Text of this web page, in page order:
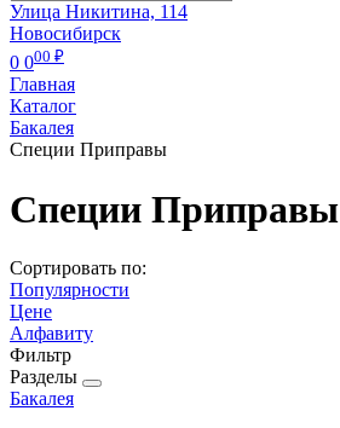
Улица Никитина, 114
Новосибирск
0 000 ₽
Главная
Каталог
Бакалея
Специи Приправы
Специи Приправы
Сортировать по:
Популярности
Цене
Алфавиту
Фильтр
Разделы
Бакалея